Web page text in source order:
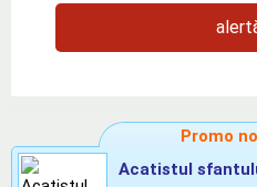
Promo
Acatistul